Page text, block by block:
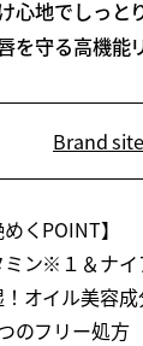
心地でしっと
を守る高機能
Brand site
くPOINT】
ミン※１＆ナ
オイル美容
のフリー処方